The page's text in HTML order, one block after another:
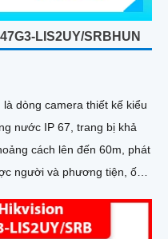
LIS2UY/SRBHUN
là dòng camera thiết kế kiểu
67, trang bị khả
cách lên đến 60m, phát
người và phương tiện, ống